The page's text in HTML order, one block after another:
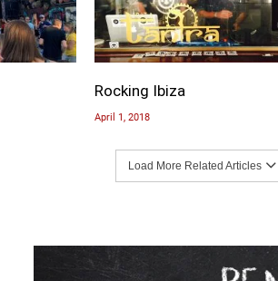
Rocking Ibiza
April 1, 2018
Load More Related Articles